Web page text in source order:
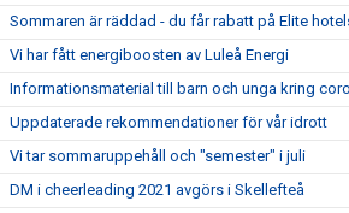
Sommaren är räddad - du får rabatt på Elite
Vi har fått energiboosten av Luleå Energi
Informationsmaterial till barn och unga kring
Uppdaterade rekommendationer för vår idrott
Vi tar sommaruppehåll och "semester" i juli
DM i cheerleading 2021 avgörs i Skellefteå